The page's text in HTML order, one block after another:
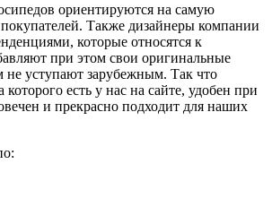
ориентируются на самую
Также дизайнеры компании
которые относятся к
при этом свои оригинальные
не уступают зарубежным. Так что
которого есть у нас на сайте, удобен при
и прекрасно подходит для наших